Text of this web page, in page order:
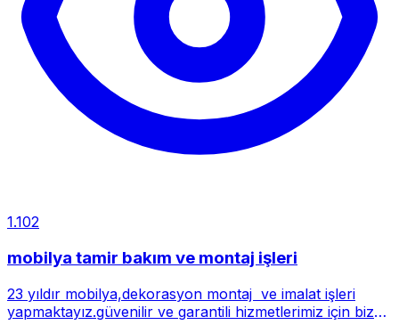
1.102
mobilya tamir bakım ve montaj işleri
23 yıldır mobilya,dekorasyon montaj ve imalat işleri
yapmaktayız.güvenilir ve garantili hizmetlerimiz için bize